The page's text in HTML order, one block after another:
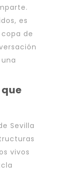
es
de
Sevilla
vivos